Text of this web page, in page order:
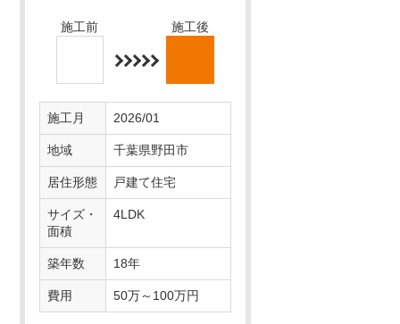
施工前
施工月
地域 千葉県野田市
居住形態 戸建て住宅
サイズ・面積 4LDK